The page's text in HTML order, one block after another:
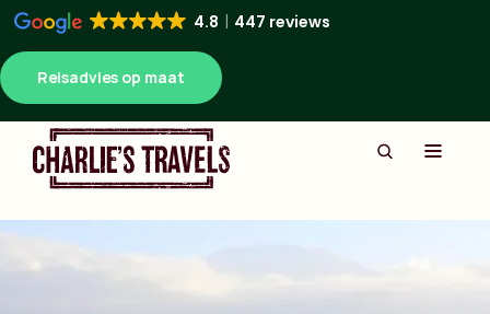
4.8 447 reviews
Reisadvies op maat